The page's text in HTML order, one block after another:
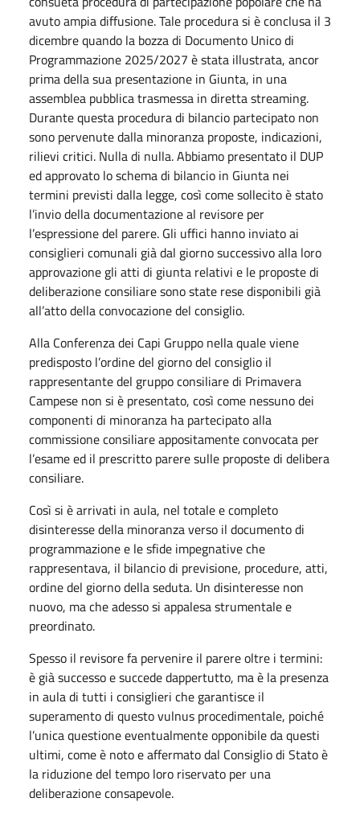
avuto ampia diffusione. Tale procedura si è conclusa il 3
dicembre quando la bozza di Documento Unico di
Programmazione 2025/2027 è stata illustrata, ancor
prima della sua presentazione in Giunta, in una
assemblea pubblica trasmessa in diretta streaming.
Durante questa procedura di bilancio partecipato non
sono pervenute dalla minoranza proposte, indicazioni,
rilievi critici. Nulla di nulla. Abbiamo presentato il DUP
ed approvato lo schema di bilancio in Giunta nei
termini previsti dalla legge, così come sollecito è stato
l’invio della documentazione al revisore per
l’espressione del parere. Gli uffici hanno inviato ai
consiglieri comunali già dal giorno successivo alla loro
approvazione gli atti di giunta relativi e le proposte di
deliberazione consiliare sono state rese disponibili già
all’atto della convocazione del consiglio.
Alla Conferenza dei Capi Gruppo nella quale viene
predisposto l’ordine del giorno del consiglio il
rappresentante del gruppo consiliare di Primavera
Campese non si è presentato, così come nessuno dei
componenti di minoranza ha partecipato alla
commissione consiliare appositamente convocata per
l’esame ed il prescritto parere sulle proposte di delibera
consiliare.
Così si è arrivati in aula, nel totale e completo
disinteresse della minoranza verso il documento di
programmazione e le sfide impegnative che
rappresentava, il bilancio di previsione, procedure, atti,
ordine del giorno della seduta. Un disinteresse non
nuovo, ma che adesso si appalesa strumentale e
preordinato.
Spesso il revisore fa pervenire il parere oltre i termini:
è già successo e succede dappertutto, ma è la presenza
in aula di tutti i consiglieri che garantisce il
superamento di questo vulnus procedimentale, poiché
l’unica questione eventualmente opponibile da questi
ultimi, come è noto e affermato dal Consiglio di Stato è
la riduzione del tempo loro riservato per una
deliberazione consapevole.